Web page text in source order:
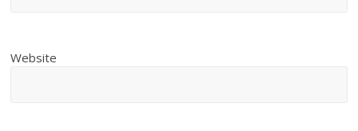
Website